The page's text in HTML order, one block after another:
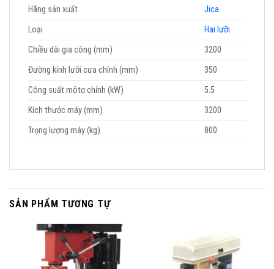
Hãng sản xuất
Jica
Loại
Hai lưỡi
Chiều dài gia công (mm)
3200
Đường kính lưỡi cưa chính (mm)
350
Công suất môtơ chính (kW)
5.5
Kích thước máy (mm)
3200
Trọng lượng máy (kg)
800
SẢN PHẨM TƯƠNG TỰ